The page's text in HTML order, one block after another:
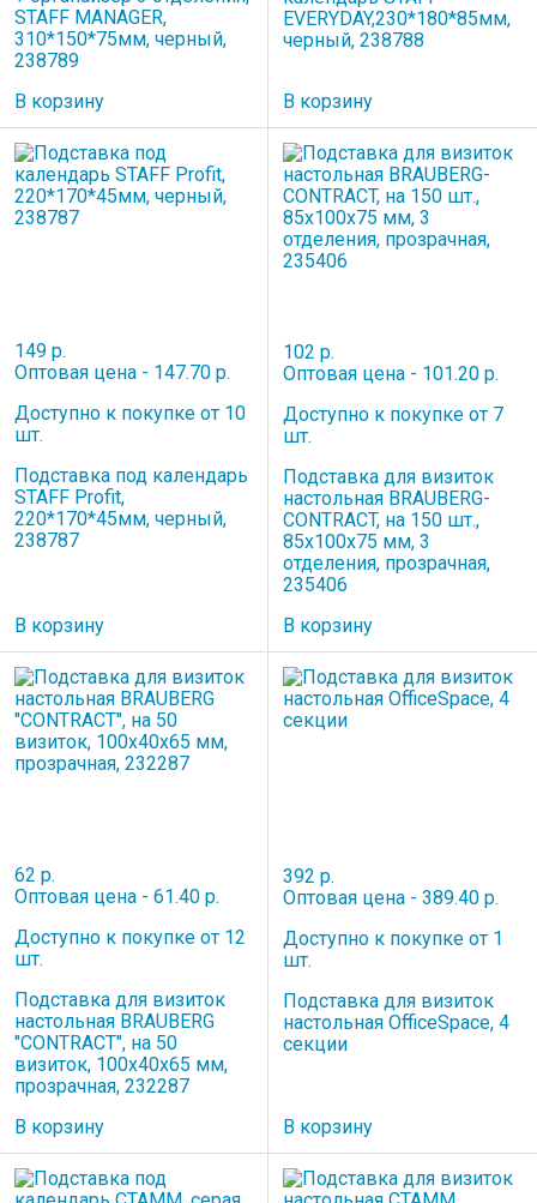
STAFF MANAGER,
310*150*75мм, черный,
238789
В корзину
EVERYDAY,230*180*85мм,
черный, 238788
В корзину
149 р.
Оптовая цена - 147.70 р.
Доступно к покупке от 10
шт.
Подставка под календарь
STAFF Profit,
220*170*45мм, черный,
238787
В корзину
102 р.
Оптовая цена - 101.20 р.
Доступно к покупке от 7
шт.
Подставка для визиток
настольная BRAUBERG-
CONTRACT, на 150 шт.,
85х100х75 мм, 3
отделения, прозрачная,
235406
В корзину
62 р.
Оптовая цена - 61.40 р.
Доступно к покупке от 12
шт.
Подставка для визиток
настольная BRAUBERG
"CONTRACT", на 50
визиток, 100х40х65 мм,
прозрачная, 232287
В корзину
392 р.
Оптовая цена - 389.40 р.
Доступно к покупке от 1
шт.
Подставка для визиток
настольная OfficeSpace, 4
секции
В корзину